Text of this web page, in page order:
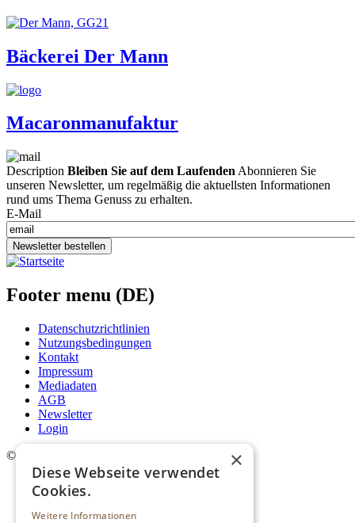
Bäckerei Der Mann
Macaronmanufaktur
Description Bleiben Sie auf dem Laufenden Abonnieren Sie
unseren Newsletter, um regelmäßig die aktuellsten Informationen
rund ums Thema Genuss zu erhalten.
E-Mail
Newsletter bestellen
Footer menu (DE)
Datenschutzrichtlinien
Nutzungsbedingungen
Kontakt
Impressum
Mediadaten
AGB
Newsletter
Login
©
×
Diese Webseite verwendet
Cookies.
Weitere Informationen